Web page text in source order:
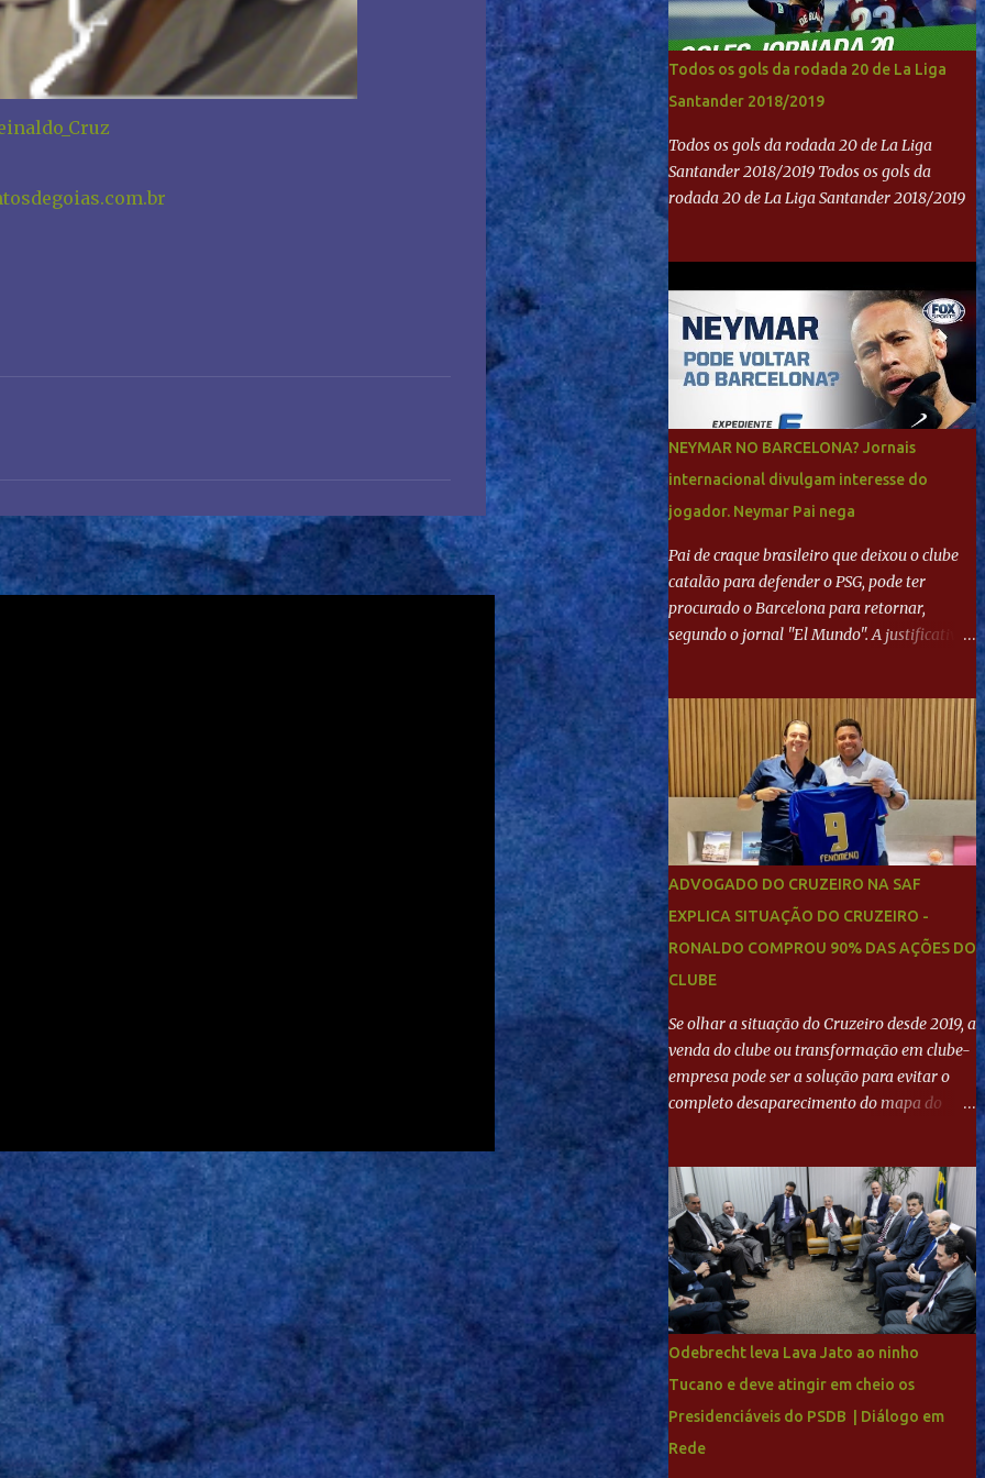
Todos os gols da rodada 20 de La Liga
Santander 2018/2019
Todos os gols da rodada 20 de La Liga
Santander 2018/2019 Todos os gols da
rodada 20 de La Liga Santander 2018/2019
NEYMAR NO BARCELONA? Jornais
internacional divulgam interesse do
jogador. Neymar Pai nega
Pai de craque brasileiro que deixou o clube
catalão para defender o PSG, pode ter
procurado o Barcelona para retornar,
segundo o jornal "El Mundo". A justificativa
"Mundo Deportivo", o empresário, Neymar
Pai, negou NEYMAR NO BARCELONA?
Jornais internacional divulgam interesse do
jogador. Neymar Pai nega
ADVOGADO DO CRUZEIRO NA SAF
EXPLICA SITUAÇÃO DO CRUZEIRO -
RONALDO COMPROU 90% DAS AÇÕES DO
CLUBE
Se olhar a situação do Cruzeiro desde 2019, a
venda do clube ou transformação em clube-
empresa pode ser a solução para evitar o
completo desaparecimento do mapa do
de milhões agora seja mercantil. Segundo
apuração da Itatiaia, Fenômeno comprou
90% das ações por R$ 400 milhões. Aporte
feito imediatamente para pagamento de
dívidas emergenciais e investimentos no
departamento de futebol. O projeto
apresentado para a recuperação do
Ronaldo sendo solidário à dívida de R$ 1
bilhão a partir de agora, mais o peso que o
ex-atacante tem no mundo do futebol, além
Odebrecht leva Lava Jato ao ninho
Tucano e deve atingir em cheio os
Presidenciáveis do PSDB | Diálogo em
Rede